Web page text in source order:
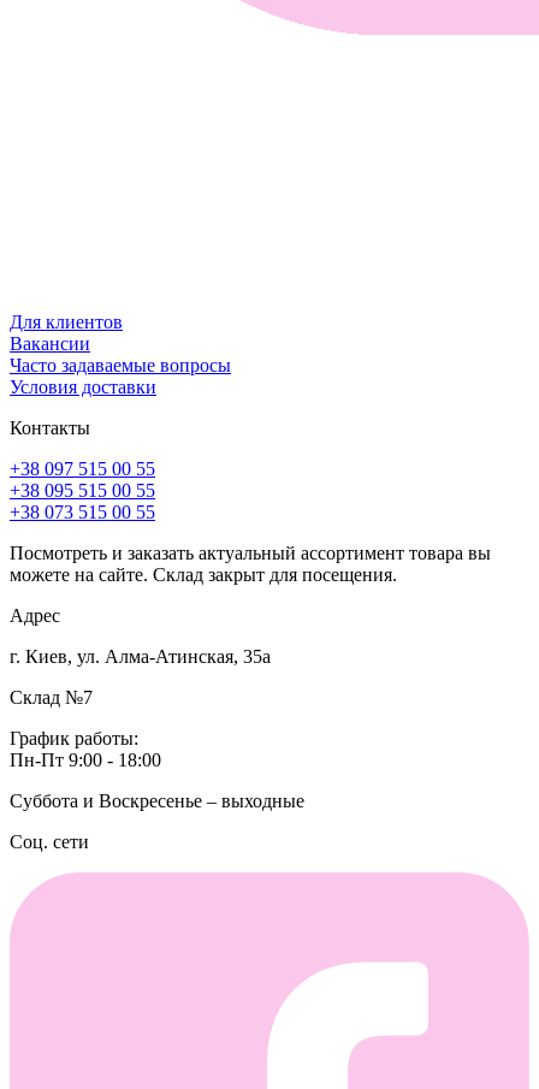
Для клиентов
Вакансии
Часто задаваемые вопросы
Условия доставки
Контакты
+38 097 515 00 55
+38 095 515 00 55
+38 073 515 00 55
Посмотреть и заказать актуальный ассортимент товара вы
можете на сайте. Склад закрыт для посещения.
Адрес
г. Киев, ул. Алма-Атинская, 35а
Склад №7
График работы:
Пн-Пт 9:00 - 18:00
Суббота и Воскресенье – выходные
Соц. сети